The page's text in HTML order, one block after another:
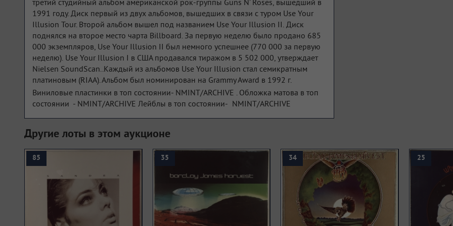
третий студийный альбом американской рок-группы Guns N’ Roses, вышедший в
1991 году. Диск первый из двух альбомов, вышедших в связи с туром Use Your
Illusion Tour. Второй альбом вышел под названием Use Your Illusion II. Диск
поднялся на второе место чарта Billboard. За первую неделю было продано 685
000 экземпляров, Use Your Illusion II был немного успешнее (770 000 за первую
неделю). Use Your Illusion I в США продавался тиражом в 5 502 000, утверждает
Nielsen SoundScan..Каждый из альбомов Use Your Illusion стал семикратным
платиновым (RIAA). Альбом был номинирован на Grammy Award в 1992 г.
Виниловые пластинки в топ состоянии- NMINT/ARCHIVE . Обложка матова в топ
состоянии - NMINT/ARCHIVE Лейблы в топ состоянии- NMINT/ARCHIVE
Другие лоты в этом аукционе
85 35 34 25